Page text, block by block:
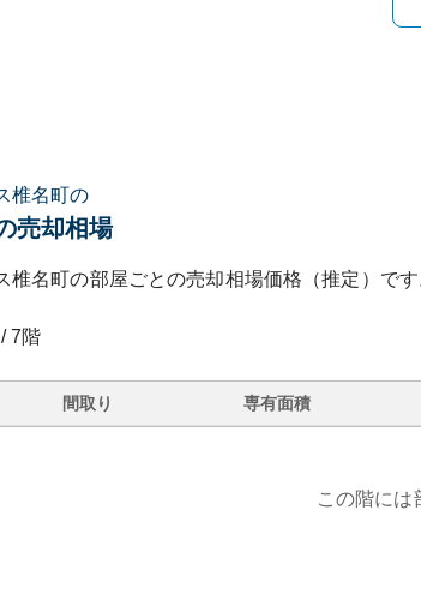
椎名町の
売却相場
椎名町の部屋ごとの売却相場価格（推定）です
/7階
間取り 専有面積
この階には